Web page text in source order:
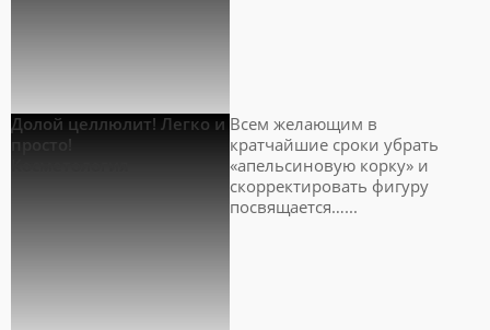
Долой целлюлит! Легко и
просто!
Всем желающим в
кратчайшие сроки убрать
«апельсиновую корку» и
скорректировать фигуру
посвящается…...